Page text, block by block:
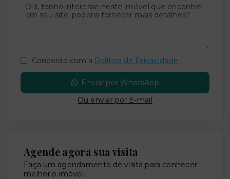
Concordo com a Política de Privacidade
Enviar por WhatsApp
Ou enviar por E-mail
Agende agora sua visita
Faça um agendamento de visita para conhecer
melhor o imóvel.